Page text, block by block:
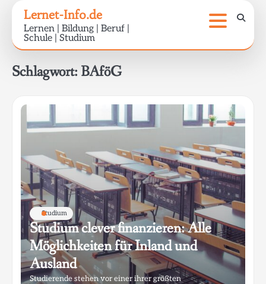
content
Lernet-Info.de
Lernen | Bildung | Beruf |
Schule | Studium
Schlagwort: BAföG
Studium
Studium clever finanzieren: Alle
Möglichkeiten für Inland und
Ausland
Studierende stehen vor einer ihrer größten